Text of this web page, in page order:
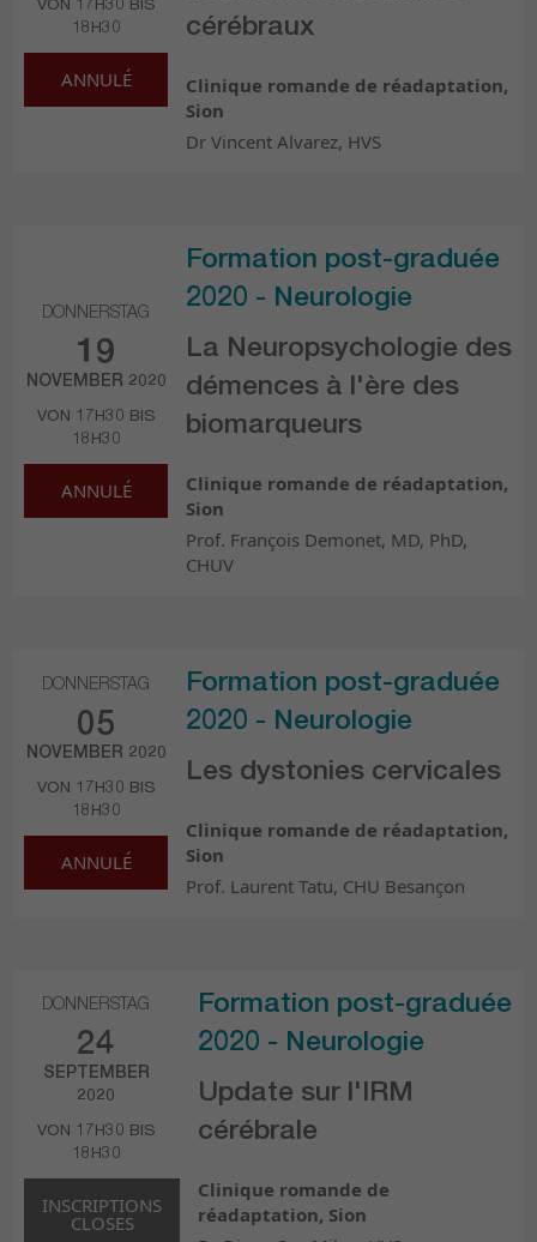
VON 17H30 BIS
18H30
ANNULÉ
cérébraux
Clinique romande de réadaptation,
Sion
Dr Vincent Alvarez, HVS
DONNERSTAG
19
NOVEMBER 2020
VON 17H30 BIS
18H30
ANNULÉ
Formation post-graduée
2020 - Neurologie
La Neuropsychologie des
démences à l'ère des
biomarqueurs
Clinique romande de réadaptation,
Sion
Prof. François Demonet, MD, PhD,
CHUV
DONNERSTAG
05
NOVEMBER 2020
VON 17H30 BIS
18H30
ANNULÉ
Formation post-graduée
2020 - Neurologie
Les dystonies cervicales
Clinique romande de réadaptation,
Sion
Prof. Laurent Tatu, CHU Besançon
DONNERSTAG
24
SEPTEMBER
2020
VON 17H30 BIS
18H30
INSCRIPTIONS
CLOSES
Formation post-graduée
2020 - Neurologie
Update sur l'IRM
cérébrale
Clinique romande de
réadaptation, Sion